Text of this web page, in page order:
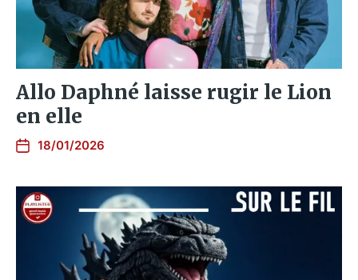
Allo Daphné laisse rugir le Lion
en elle
18/01/2026